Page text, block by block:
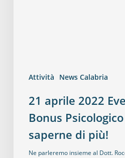
Attività News Calabria
21 aprile 2022
Bonus
saperne di più!
Ne parleremo insieme al Dott.